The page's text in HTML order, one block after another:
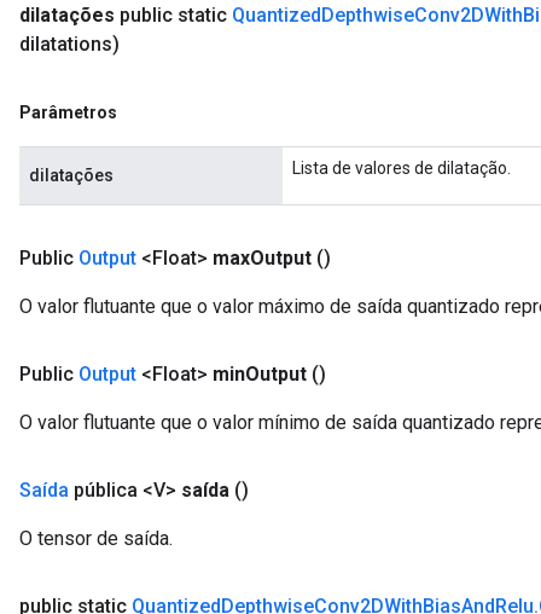
dilatações public static QuantizedDepthwiseConv2DWith
dilatations)
Parâmetros
dilatações Lista de valores de dilatação.
Public Output <Float> maxOutput ()
O valor flutuante que o valor máximo de saída quantizado
Public Output <Float> minOutput ()
O valor flutuante que o valor mínimo de saída quantizado
Saída pública <V> saída ()
O tensor de saída.
public static QuantizedDepthwiseConv2DWithBiasAndRelu.